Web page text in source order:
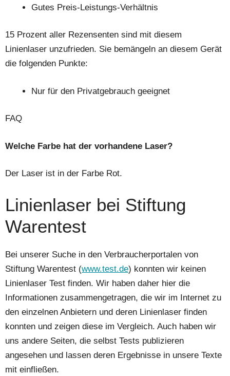
Gutes Preis-Leistungs-Verhältnis
15 Prozent aller Rezensenten sind mit diesem
Linienlaser unzufrieden. Sie bemängeln an diesem Gerät
die folgenden Punkte:
Nur für den Privatgebrauch geeignet
FAQ
Welche Farbe hat der vorhandene Laser?
Der Laser ist in der Farbe Rot.
Linienlaser bei Stiftung
Warentest
Bei unserer Suche in den Verbraucherportalen von
Stiftung Warentest (www.test.de) konnten wir keinen
Linienlaser Test finden. Wir haben daher hier die
Informationen zusammengetragen, die wir im Internet zu
den einzelnen Anbietern und deren Linienlaser finden
konnten und zeigen diese im Vergleich. Auch haben wir
uns andere Seiten, die selbst Tests publizieren
angesehen und lassen deren Ergebnisse in unsere Texte
mit einfließen.